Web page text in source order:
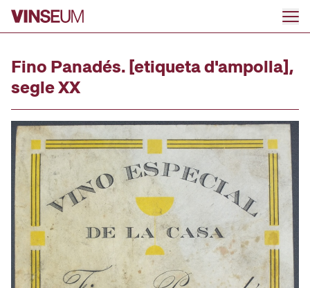
Ir al contenido
Fino Panadés. [etiqueta d'ampolla],
segle XX